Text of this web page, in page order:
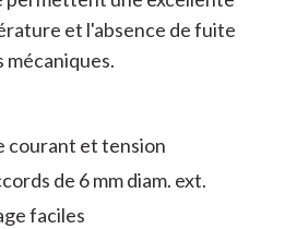
et l'absence de fuite
mécaniques.
courant et tension
de 6 mm diam. ext.
faciles